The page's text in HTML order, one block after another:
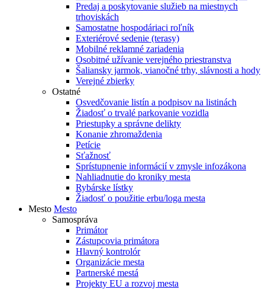
Predaj a poskytovanie služieb na miestnych
trhoviskách
Samostatne hospodáriaci roľník
Exteriérové sedenie (terasy)
Mobilné reklamné zariadenia
Osobitné užívanie verejného priestranstva
Šaliansky jarmok, vianočné trhy, slávnosti a hody
Verejné zbierky
Ostatné
Osvedčovanie listín a podpisov na listinách
Žiadosť o trvalé parkovanie vozidla
Priestupky a správne delikty
Konanie zhromaždenia
Petície
Sťažnosť
Sprístupnenie informácií v zmysle infozákona
Nahliadnutie do kroniky mesta
Rybárske lístky
Žiadosť o použitie erbu/loga mesta
Mesto Mesto
Samospráva
Primátor
Zástupcovia primátora
Hlavný kontrolór
Organizácie mesta
Partnerské mestá
Projekty EU a rozvoj mesta